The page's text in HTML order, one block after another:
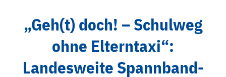
Dienstunfall der Beamten melden
Kita und Tageseltern
Beitragssätze
Onlinedienste
Serviceportal meine.UKBW
Mediathek
„Geh(t) doch! – Schulweg
ohne Elterntaxi“:
Landesweite Spannband-